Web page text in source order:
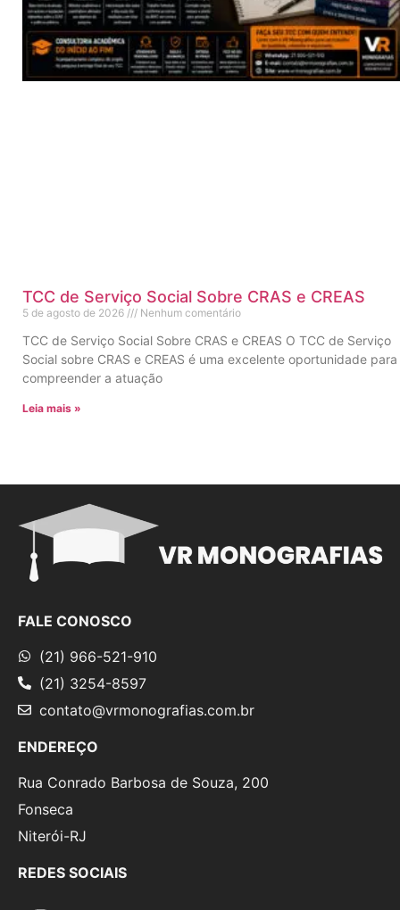
TCC de Serviço Social Sobre CRAS e CREAS
5 de agosto de 2026 Nenhum comentário
TCC de Serviço Social Sobre CRAS e CREAS O TCC de Serviço
Social sobre CRAS e CREAS é uma excelente oportunidade para
compreender a atuação
Leia mais »
FALE CONOSCO
(21) 966-521-910
(21) 3254-8597
contato@vrmonografias.com.br
ENDEREÇO
Rua Conrado Barbosa de Souza, 200
Fonseca
Niterói-RJ
REDES SOCIAIS